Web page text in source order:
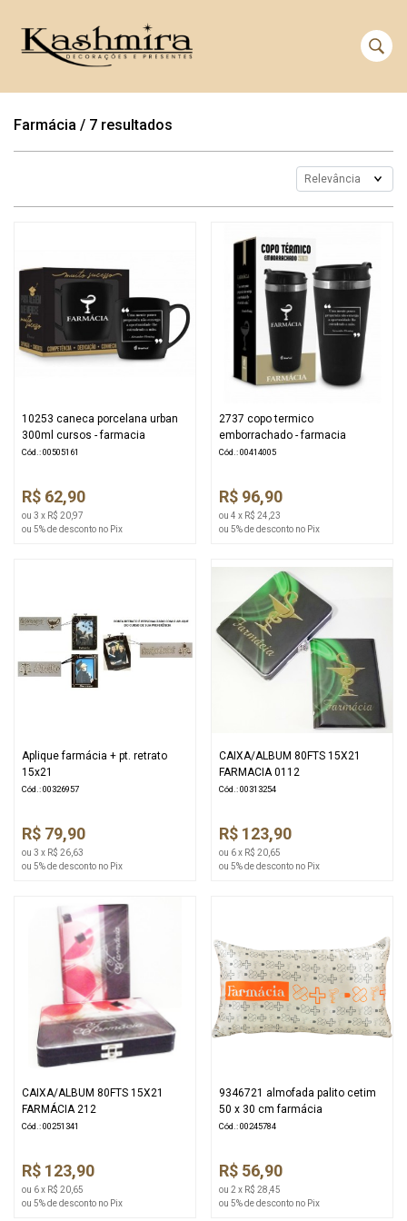
Farmácia / 7 resultados
10253 caneca porcelana urban
300ml cursos - farmacia
Cód.: 00505161
R$ 62,90
ou 3 x R$ 20,97
ou 5% de desconto no Pix
2737 copo termico
emborrachado - farmacia
Cód.: 00414005
R$ 96,90
ou 4 x R$ 24,23
ou 5% de desconto no Pix
Aplique farmácia + pt. retrato
15x21
Cód.: 00326957
R$ 79,90
ou 3 x R$ 26,63
ou 5% de desconto no Pix
CAIXA/ALBUM 80FTS 15X21
FARMACIA 0112
Cód.: 00313254
R$ 123,90
ou 6 x R$ 20,65
ou 5% de desconto no Pix
CAIXA/ALBUM 80FTS 15X21
FARMÁCIA 212
Cód.: 00251341
R$ 123,90
ou 6 x R$ 20,65
ou 5% de desconto no Pix
9346721 almofada palito cetim
50 x 30 cm farmácia
Cód.: 00245784
R$ 56,90
ou 2 x R$ 28,45
ou 5% de desconto no Pix